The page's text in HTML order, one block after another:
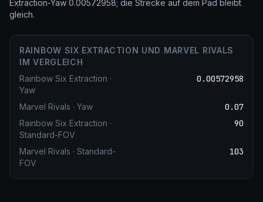
Extraction-Yaw 0.00572958; die Strecke auf dem Pad bleibt
gleich.
RAINBOW SIX EXTRACTION UND MARVEL RIVALS
IM VERGLEICH
Rainbow Six Extraction ·
Yaw
0.00572958
Marvel Rivals · Yaw 0.07
Rainbow Six Extraction ·
Standard-FOV
90
Marvel Rivals · Standard-
FOV
103